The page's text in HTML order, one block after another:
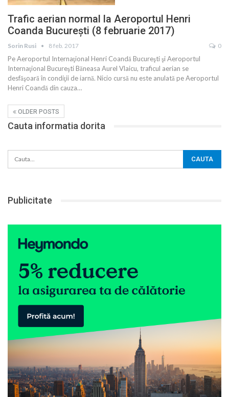
Trafic aerian normal la Aeroportul Henri
Coanda București (8 februarie 2017)
Sorin Rusi 8 feb. 2017 0
Pe Aeroportul Internaţional Henri Coandă Bucureşti şi Aeroportul
Internaţional Bucureşti Băneasa Aurel Vlaicu, traficul aerian se
desfăşoară în condiţii de iarnă. Nicio cursă nu este anulată pe Aeroportul
Henri Coandă din cauza…
OLDER POSTS
Cauta informatia dorita
Publicitate